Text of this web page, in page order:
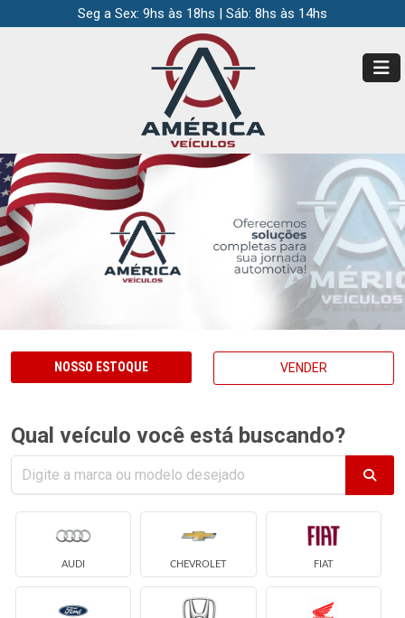
Seg a Sex: 9hs às 18hs | Sáb: 8hs às 14hs
NOSSO ESTOQUE VENDER
Qual veículo você está buscando?
AUDI CHEVROLET FIAT